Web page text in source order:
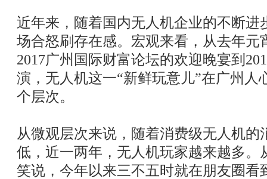
近年来，随着国内无人机企业的不断进
场合怒刷存在感。宏观来看，从去年元
2017广州国际财富论坛的欢迎晚宴到
演，无人机这一“新鲜玩意儿”在广州人
个层次。
从微观层次来说，随着消费级无人机的
低，近一两年，无人机玩家越来越多。
笑说，今年以来三不五时就在朋友圈看